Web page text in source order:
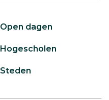
Open dagen
Hogescholen
Steden